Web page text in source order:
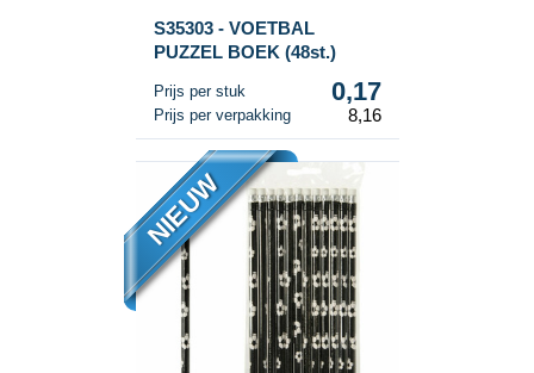
S35303 - VOETBAL
PUZZEL BOEK (48st.)
Prijs per stuk 0,17
Prijs per verpakking 8,16
NIEUW